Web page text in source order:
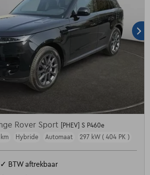
Rover Sport
[PHEV] S P460e
Hybride Automaat 297 kW ( 404 PK )
✓ BTW aftrekbaar